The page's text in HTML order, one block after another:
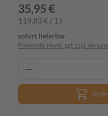
35,95 €
119,83 € / 1 l
sofort lieferbar
Preise inkl. MwSt. ggf. zzgl.
In